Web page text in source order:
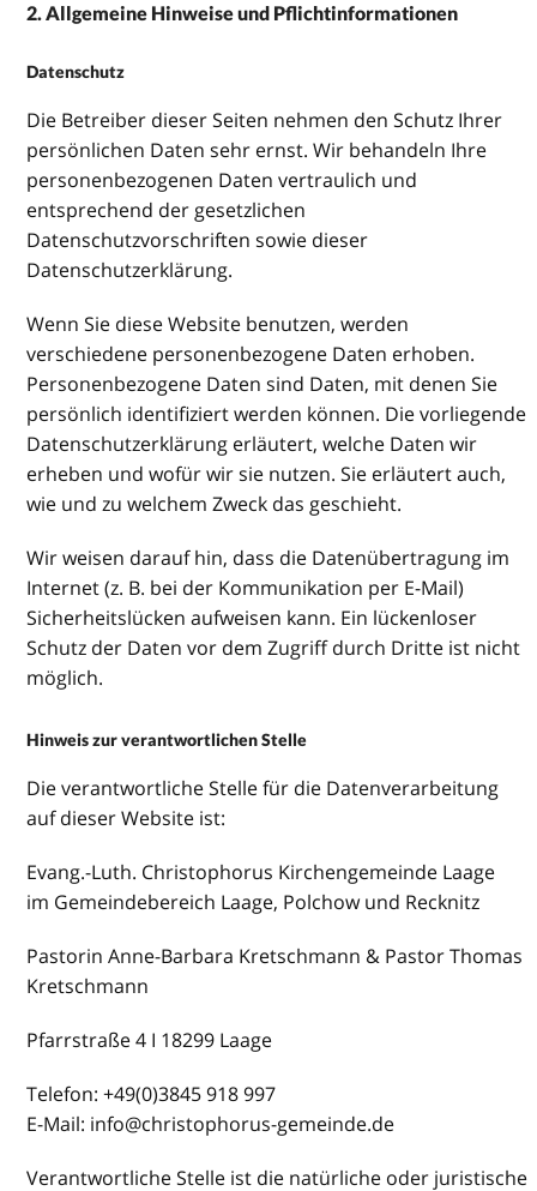
2. Allgemeine Hinweise und Pflichtinformationen
Datenschutz
Die Betreiber dieser Seiten nehmen den Schutz Ihrer
persönlichen Daten sehr ernst. Wir behandeln Ihre
personenbezogenen Daten vertraulich und
entsprechend der gesetzlichen
Datenschutzvorschriften sowie dieser
Datenschutzerklärung.
Wenn Sie diese Website benutzen, werden
verschiedene personenbezogene Daten erhoben.
Personenbezogene Daten sind Daten, mit denen Sie
persönlich identifiziert werden können. Die vorliegende
Datenschutzerklärung erläutert, welche Daten wir
erheben und wofür wir sie nutzen. Sie erläutert auch,
wie und zu welchem Zweck das geschieht.
Wir weisen darauf hin, dass die Datenübertragung im
Internet (z. B. bei der Kommunikation per E-Mail)
Sicherheitslücken aufweisen kann. Ein lückenloser
Schutz der Daten vor dem Zugriff durch Dritte ist nicht
möglich.
Hinweis zur verantwortlichen Stelle
Die verantwortliche Stelle für die Datenverarbeitung
auf dieser Website ist:
Evang.-Luth. Christophorus Kirchengemeinde Laage
im Gemeindebereich Laage, Polchow und Recknitz
Pastorin Anne-Barbara Kretschmann & Pastor Thomas
Kretschmann
Pfarrstraße 4 I 18299 Laage
Telefon: +49(0)3845 918 997
E-Mail: info@christophorus-gemeinde.de
Verantwortliche Stelle ist die natürliche oder juristische